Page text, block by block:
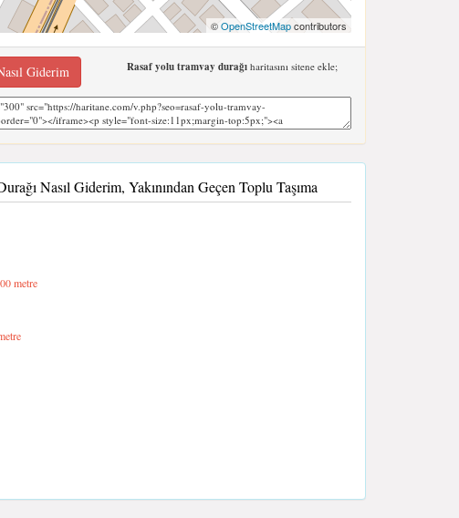
©OpenStreetMapcontributors
Giderim Rasaf yolu tramvay durağıharitasını sitene ekle;
Nasıl Giderim, Yakınından Geçen Toplu Taşıma
metre